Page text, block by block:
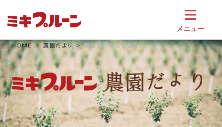
ツ
へ
ス
キ
ッ
プ
メニュー
HOME 農園だより 農園主のつぶやき。